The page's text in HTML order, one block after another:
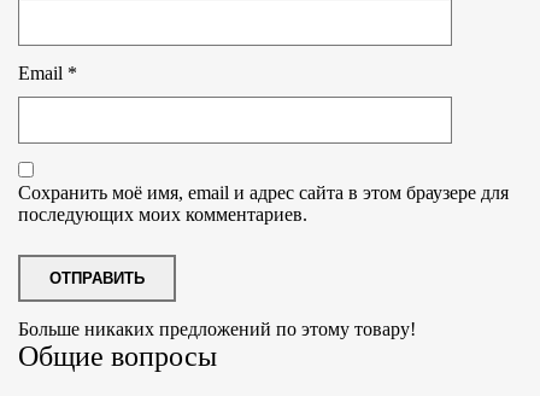
Email *
Сохранить моё имя, email и адрес сайта в этом браузере для
последующих моих комментариев.
Больше никаких предложений по этому товару!
Общие вопросы